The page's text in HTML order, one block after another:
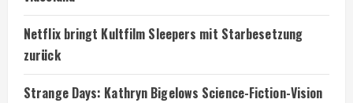
Netflix bringt Kultfilm Sleepers mit Starbesetzung
zurück
Strange Days: Kathryn Bigelows Science-Fiction-Vision